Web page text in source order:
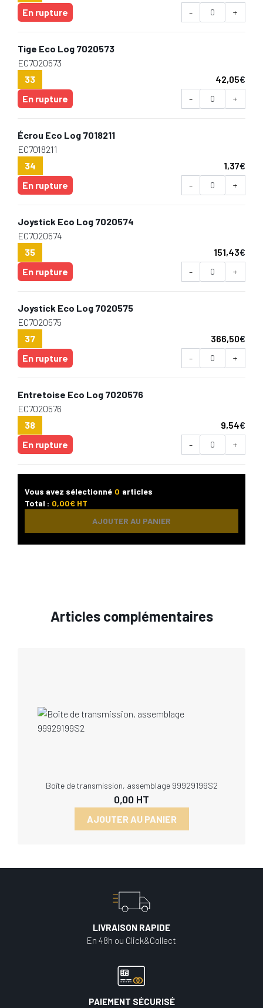
En rupture - +
Tige Eco Log 7020573
EC7020573
33
42,05€
En rupture
- +
Écrou Eco Log 7018211
EC7018211
34
1,37€
En rupture
- +
Joystick Eco Log 7020574
EC7020574
35
151,43€
En rupture
- +
Joystick Eco Log 7020575
EC7020575
37
366,50€
En rupture
- +
Entretoise Eco Log 7020576
EC7020576
38
9,54€
En rupture
- +
Vous avez sélectionné 0 articles
Total : 0,00€ HT
AJOUTER AU PANIER
Articles complémentaires
Boîte de transmission, assemblage 99929199S2
0,00 HT
AJOUTER AU PANIER
LIVRAISON RAPIDE
En 48h ou Click&Collect
PAIEMENT SÉCURISÉ